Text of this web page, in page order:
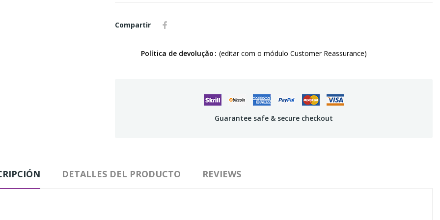
Compartir
Política de devolução (editar com o módulo Customer Reassurance)
Guarantee safe & secure checkout
DETALLES DEL PRODUCTO REVIEWS